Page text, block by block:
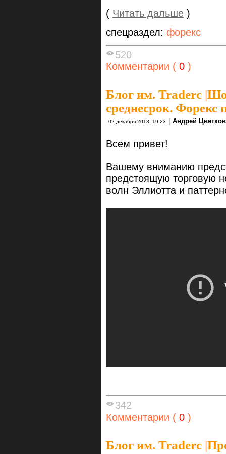
( Читать дальше )
спецраздел: форекс
520
Комментарии ( 0 )
Блог им. Traderc |
среднесрок. Форекс
02 декабря 2018, 19:23 Андрей Цветков
Всем привет!
Вашему вниманию
предстоящую торговую
волн Эллиотта и
342
Комментарии ( 0 )
Блог им. Traderc |